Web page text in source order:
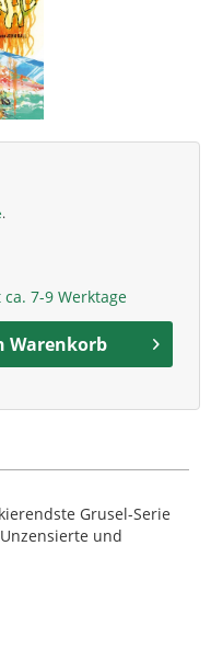
.
7-9 Werktage
Warenkorb
Grusel-Serie
und